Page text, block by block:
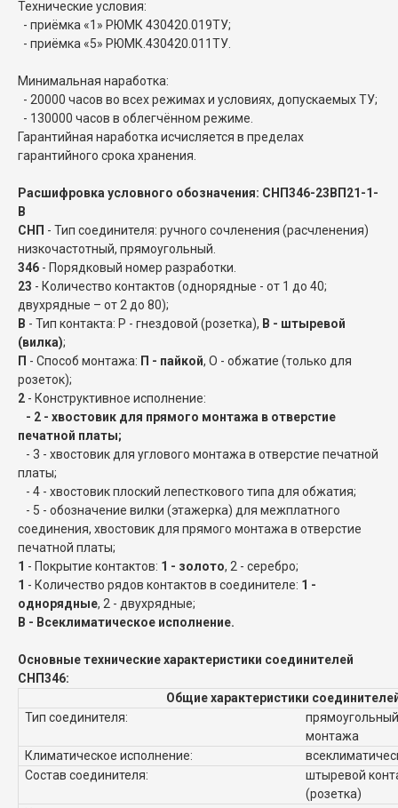
Технические условия:
- приёмка «1» РЮМК 430420.019ТУ;
- приёмка «5» РЮМК.430420.011ТУ.
Минимальная наработка:
- 20000 часов во всех режимах и условиях, допускаемых ТУ;
- 130000 часов в облегчённом режиме.
Гарантийная наработка исчисляется в пределах
гарантийного срока хранения.
Расшифровка условного обозначения: СНП346-23ВП21-1-
В
СНП - Тип соединителя: ручного сочленения (расчленения)
низкочастотный, прямоугольный.
346 - Порядковый номер разработки.
23 - Количество контактов (однорядные - от 1 до 40;
двухрядные – от 2 до 80);
В - Тип контакта: Р - гнездовой (розетка), В - штыревой
(вилка);
П - Способ монтажа: П - пайкой, О - обжатие (только для
розеток);
2 - Конструктивное исполнение:
- 2 - хвостовик для прямого монтажа в отверстие
печатной платы;
- 3 - хвостовик для углового монтажа в отверстие печатной
платы;
- 4 - хвостовик плоский лепесткового типа для обжатия;
- 5 - обозначение вилки (этажерка) для межплатного
соединения, хвостовик для прямого монтажа в отверстие
печатной платы;
1 - Покрытие контактов: 1 - золото, 2 - серебро;
1 - Количество рядов контактов в соединителе: 1 -
однорядные, 2 - двухрядные;
В - Всеклиматическое исполнение.
Основные технические характеристики соединителей
СНП346:
Общие характеристики
Тип соединителя:
монтажа
Климатическое исполнение:
Состав соединителя:
штыревой
(розетка)